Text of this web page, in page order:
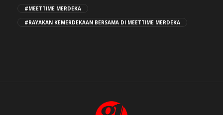
#MEETTIME MERDEKA
#RAYAKAN KEMERDEKAAN BERSAMA DI MEETTIME MERDEKA